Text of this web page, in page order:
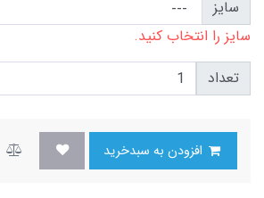
سایز
سایز را انتخاب کنید.
تعداد